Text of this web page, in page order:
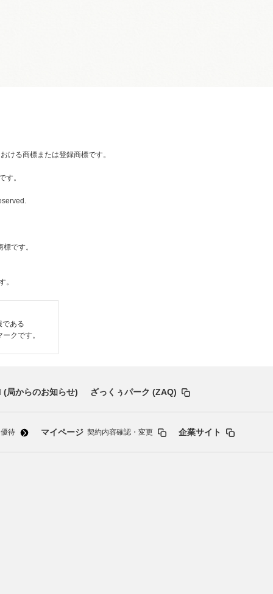
ける商標または登録商標です。
す。
です。
。
である
クです。
局からのお知らせ) ざっくぅパーク (ZAQ)
待 マイページ 契約内容確認・変更 企業サイト